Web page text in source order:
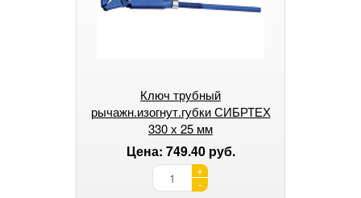
Ключ трубный
рычажн.изогнут.губки СИБРТЕХ
330 х 25 мм
Цена: 749.40 руб.
+
-